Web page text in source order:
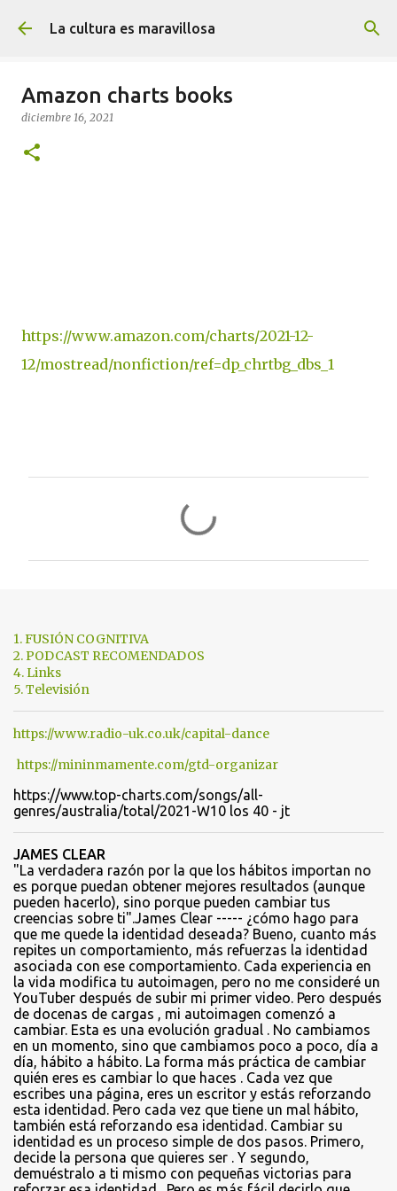
Ir al contenido principal
La cultura es maravillosa
Amazon charts books
diciembre 16, 2021
https://www.amazon.com/charts/2021-12-
12/mostread/nonfiction/ref=dp_chrtbg_dbs_1
a
r
o
1. FUSIÓN COGNITIVA
2. PODCAST RECOMENDADOS
4. Links
5. Televisión
https://www.radio-uk.co.uk/capital-dance
https://mininmamente.com/gtd-organizar
https://www.top-charts.com/songs/all-
genres/australia/total/2021-W10 los 40 - jt
JAMES CLEAR
"La verdadera razón por la que los hábitos importan no
es porque puedan obtener mejores resultados (aunque
pueden hacerlo), sino porque pueden cambiar tus
creencias sobre ti".James Clear ----- ¿cómo hago para
que me quede la identidad deseada? Bueno, cuanto más
repites un comportamiento, más refuerzas la identidad
asociada con ese comportamiento. Cada experiencia en
la vida modifica tu autoimagen, pero no me consideré un
YouTuber después de subir mi primer video. Pero después
de docenas de cargas , mi autoimagen comenzó a
cambiar. Esta es una evolución gradual . No cambiamos
en un momento, sino que cambiamos poco a poco, día a
día, hábito a hábito. La forma más práctica de cambiar
quién eres es cambiar lo que haces . Cada vez que
escribes una página, eres un escritor y estás reforzando
esta identidad. Pero cada vez que tiene un mal hábito,
también está reforzando esa identidad. Cambiar su
identidad es un proceso simple de dos pasos. Primero,
decide la persona que quieres ser . Y segundo,
demuéstralo a ti mismo con pequeñas victorias para